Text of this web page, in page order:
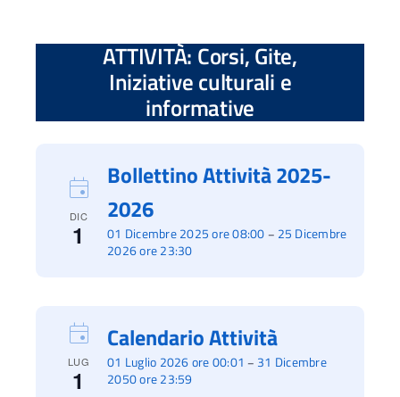
ATTIVITÀ: Corsi, Gite,
Iniziative culturali e
informative
DIC
1 01 Dicembre 2025 ore 08:00 – 25 Dicembre
2026 ore 23:30
Bollettino Attività 2025-
2026
LUG
1
01 Luglio 2026 ore 00:01 – 31 Dicembre
2050 ore 23:59
Calendario Attività